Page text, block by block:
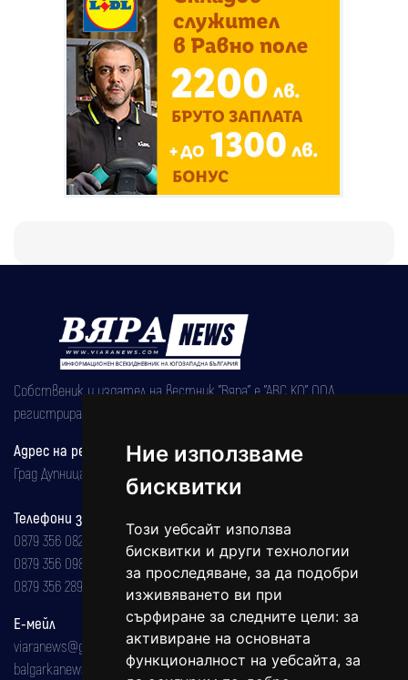
Ние използваме
бисквитки
Този уебсайт използва
бисквитки и други технологии
за проследяване, за да подобри
изживяването ви при
сърфиране за следните цели: за
активиране на основната
функционалност на уебсайта, за
Собственик и издател на вестник "Вяра" е "АВС КО" ООД,
регистрирана на 08.05.2002 година.
Адрес на редакцията
Град Дупница, ул.''Христо Ботев" 43
Телефони за реклама и абонаменти
0879 356 082
0879 356 098
0879 356 289
Е-мейл
viaranews@gmail.com
balgarkanews@gmail.com